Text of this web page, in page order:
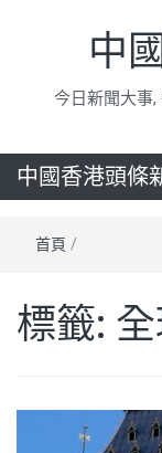
中
今日新聞大事,
中國香港頭條
首頁 /
標籤: